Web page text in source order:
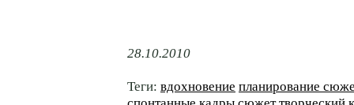
28.10.2010
Теги: вдохновение планирование